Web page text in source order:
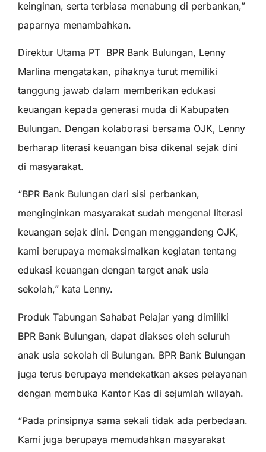
keinginan, serta terbiasa menabung di perbankan,”
paparnya menambahkan.
Direktur Utama PT BPR Bank Bulungan, Lenny
Marlina mengatakan, pihaknya turut memiliki
tanggung jawab dalam memberikan edukasi
keuangan kepada generasi muda di Kabupaten
Bulungan. Dengan kolaborasi bersama OJK, Lenny
berharap literasi keuangan bisa dikenal sejak dini
di masyarakat.
“BPR Bank Bulungan dari sisi perbankan,
menginginkan masyarakat sudah mengenal literasi
keuangan sejak dini. Dengan menggandeng OJK,
kami berupaya memaksimalkan kegiatan tentang
edukasi keuangan dengan target anak usia
sekolah,” kata Lenny.
Produk Tabungan Sahabat Pelajar yang dimiliki
BPR Bank Bulungan, dapat diakses oleh seluruh
anak usia sekolah di Bulungan. BPR Bank Bulungan
juga terus berupaya mendekatkan akses pelayanan
dengan membuka Kantor Kas di sejumlah wilayah.
“Pada prinsipnya sama sekali tidak ada perbedaan.
Kami juga berupaya memudahkan masyarakat